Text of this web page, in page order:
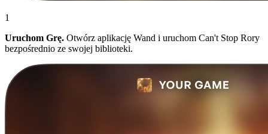
1
Uruchom Grę. Otwórz aplikację Wand i uruchom Can't Stop Rory
bezpośrednio ze swojej biblioteki.